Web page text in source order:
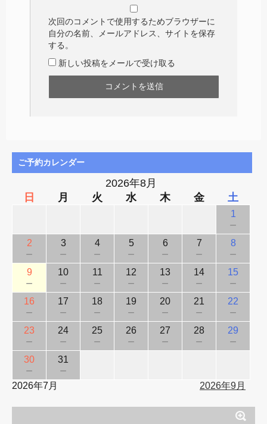
次回のコメントで使用するためブラウザーに
自分の名前、メールアドレス、サイトを保存
する。
新しい投稿をメールで受け取る
ご予約カレンダー
2026年8月
日
月 火 水 木 金 土
1
－
2
－
3
－
4
－
5
－
6
－
7
－
8
－
9
－
10
－
11
－
12
－
13
－
14
－
15
－
16
－
17
－
18
－
19
－
20
－
21
－
22
－
23
－
24
－
25
－
26
－
27
－
28
－
29
－
30
－
31
－
2026年7月 2026年9月